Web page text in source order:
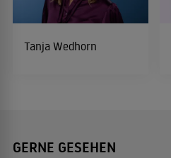
Tanja Wedhorn
GERNE GESEHEN